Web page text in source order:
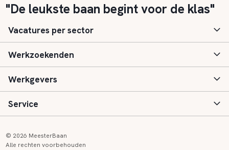
"De leukste baan begint voor de klas"
Vacatures per sector
Basisonderwijs
Speciaal (basis) onderwijs
Voortgezet onderwijs
Werkzoekenden
Aanmelden
Vacatures
Werkgevers
Inloggen
Service
© 2026 MeesterBaan
Alle rechten voorbehouden